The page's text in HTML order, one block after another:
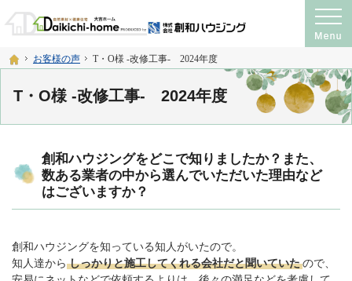
ホーム
お客様の声 T・O様 -改修工事- 2024年度
T・O様 -改修工事- 2024年度
プロの目線からご提案。注文住宅・新築戸建て・リフォームを手がける工務店なら
神奈川県横須賀市・宮城県仙台市の注文住宅・新築戸建て・リフォームを手がけ
創和ハウジングをどこで知りましたか？また、
数ある業者の中から選んでいただいた理由など
はございますか？
創和ハウジングを知っている知人がいたので。
知人達から しっかりと施工してくれる会社だと聞いていた ので、